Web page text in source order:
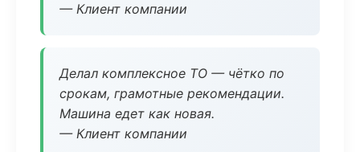
— Клиент компании
Делал комплексное ТО — чётко по
срокам, грамотные рекомендации.
Машина едет как новая.
— Клиент компании